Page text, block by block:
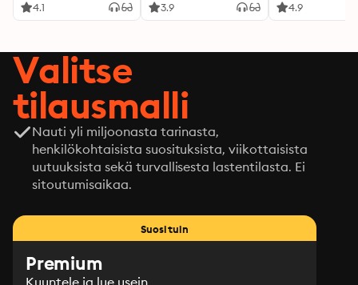
4.1 3.9 4.9
Valitse
tilausmalli
Nauti yli miljoonasta tarinasta,
henkilökohtaisista suosituksista, viikottaisista
uutuuksista sekä turvallisesta lastentilasta. Ei
sitoutumisaikaa.
Suosituin
Premium
Kuuntele ja lue usein